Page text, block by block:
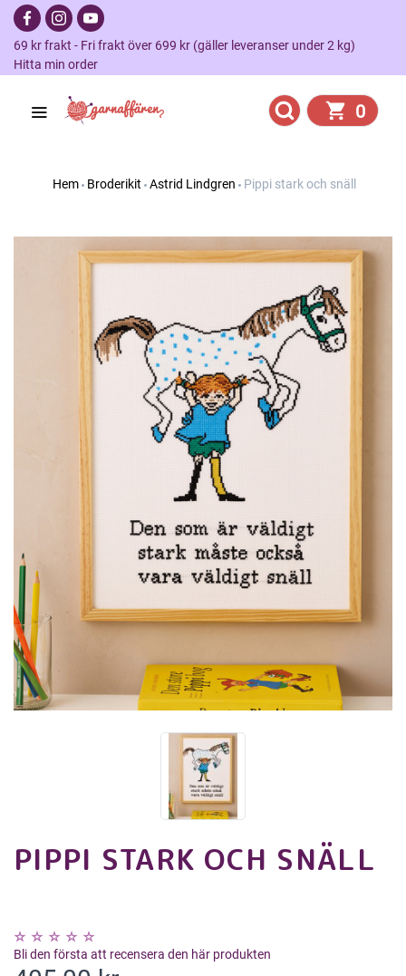
69 kr frakt - Fri frakt över 699 kr (gäller leveranser under 2 kg)
Hitta min order
0
Hem Broderikit Astrid Lindgren Pippi stark och snäll
PIPPI STARK OCH SNÄLL
Bli den första att recensera den här produkten